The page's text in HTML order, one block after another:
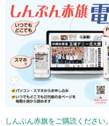
ョ
ン
しんぶん赤旗をご購読ください。